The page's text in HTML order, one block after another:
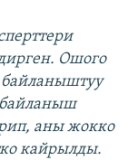
Ошого
аны жокко
кайрылды.